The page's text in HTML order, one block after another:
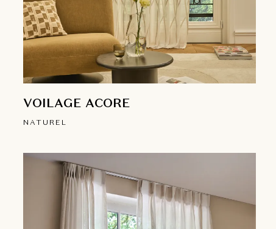
VOILAGE ACORE
NATUREL